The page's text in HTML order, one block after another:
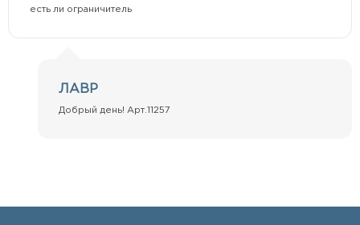
есть ли ограничитель
ЛАВР
Добрый день! Арт.11257